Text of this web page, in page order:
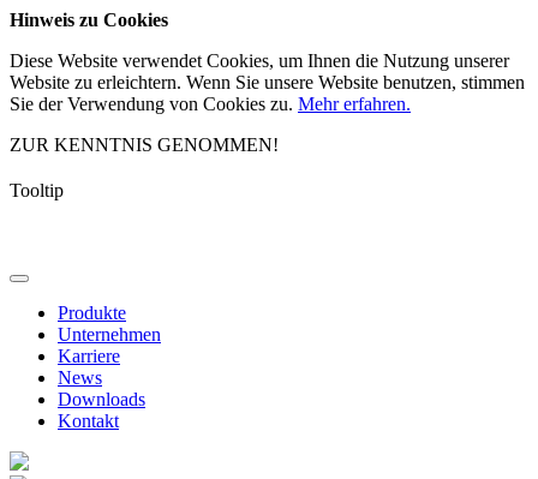
Hinweis zu Cookies
Diese Website verwendet Cookies, um Ihnen die Nutzung unserer
Website zu erleichtern. Wenn Sie unsere Website benutzen, stimmen
Sie der Verwendung von Cookies zu. Mehr erfahren.
ZUR KENNTNIS GENOMMEN!
Tooltip
Produkte
Unternehmen
Karriere
News
Downloads
Kontakt